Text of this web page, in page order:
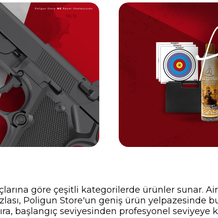
göre çeşitli kategorilerde ürünler sunar.
Poligun Store'un geniş ürün yelpazesinde
başlangıç seviyesinden profesyonel